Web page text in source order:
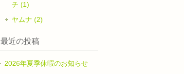
チ (1)
ヤムナ (2)
最近の投稿
2026年夏季休暇のお知らせ